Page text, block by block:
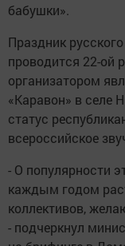
бабушки».
Праздник
проводится 22-ой
организатором
«Каравон» в селе
статус
всероссийское
- О популярности
каждым годом
коллективов,
- подчеркнул